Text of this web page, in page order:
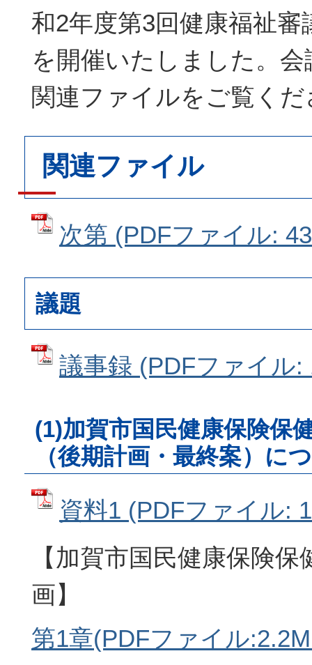
和2年度第3回健康福祉審
を開催いたしました。
関連ファイルをご覧くだ
関連ファイル
次第 (PDFファイル:
議題
議事録 (PDFファイル:
(1)加賀市国民健康保険保
（後期計画・最終案）に
資料1 (PDFファイル:
【加賀市国民健康保険
画】
第1章(PDFファイル